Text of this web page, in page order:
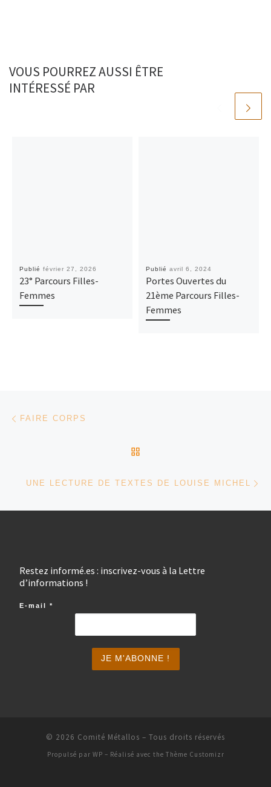
VOUS POURREZ AUSSI ÊTRE
INTÉRESSÉ PAR
Publié février 27, 2026
23° Parcours Filles-
Femmes
Publié avril 6, 2024
Portes Ouvertes du
21ème Parcours Filles-
Femmes
Parcourir les articles
FAIRE CORPS
UNE LECTURE DE TEXTES DE LOUISE MICHEL
Restez informé.es : inscrivez-vous à la Lettre
d’informations !
E-mail *
© 2026 Comité Métallos – Tous droits réservés
Propulsé par WP – Réalisé avec the Thème Customizr